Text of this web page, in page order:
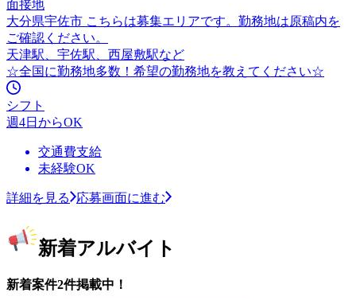
面接地
大分県宇佐市 こちらは募集エリアです。勤務地は原稿内を
ご確認ください。
天津駅、宇佐駅、西屋敷駅など
☆全国に勤務地多数！希望の勤務地を教えてください☆
シフト
週4日からOK
交通費支給
未経験OK
詳細を見る 応募画面に進む
新着アルバイト
新着案件2件掲載中！